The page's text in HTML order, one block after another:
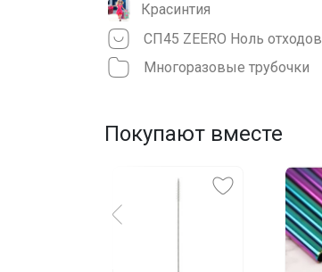
Красинтия
Многоразовые трубочки
Покупают вместе